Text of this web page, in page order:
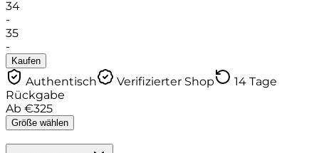
34
-
35
-
Kaufen
Authentisch Verifizierter Shop
14 Tage
Rückgabe
Ab €325
Größe wählen